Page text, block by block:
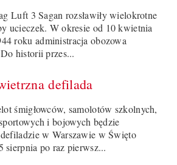
Luft 3 Sagan rozsławiły wielokrotne
ucieczek. W okresie od 10 kwietnia
roku administracja obozowa
historii przes...
defilada
śmigłowców, samolotów szkolnych,
i bojowych będzie
w Warszawie w Święto
sierpnia po raz pierwsz...